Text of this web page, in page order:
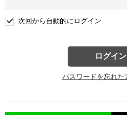
次回から自動的にログイン
ログイン
パスワードを忘れた